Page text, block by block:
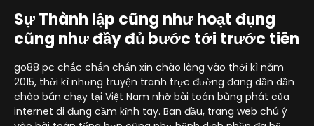
Sự Thành lập cũng như hoạt đụng
cũng như đầy đủ bước tới trước tiên
go88 pc chắc chắn chắn xin chào làng vào thời kì năm
2015, thời kì nhưng truyện tranh trực đường đang dần dần
chào bán chạy tại Việt Nam nhờ bài toán bùng phát của
internet di đụng cầm kỉnh tay. Ban đầu, trang web chú ý